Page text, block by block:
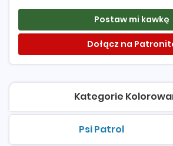
Postaw mi kawkę
Dołącz na
Kategorie
Psi Patrolkolorowanki do